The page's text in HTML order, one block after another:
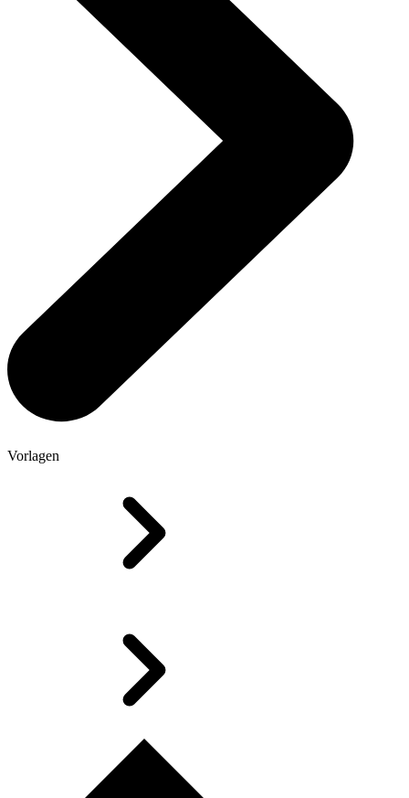
Vorlagen